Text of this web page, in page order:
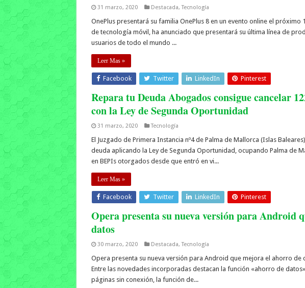
31 marzo, 2020 Destacada,Tecnología
OnePlus presentará su familia OnePlus 8 en un evento online el próximo
de tecnología móvil, ha anunciado que presentará su última línea de
usuarios de todo el mundo ...
Leer Mas »
Facebook Twitter LinkedIn Pinterest
Repara tu Deuda Abogados consigue cancelar
con la Ley de Segunda Oportunidad
31 marzo, 2020 Tecnología
El Juzgado de Primera Instancia nº4 de Palma de Mallorca (Islas
deuda aplicando la Ley de Segunda Oportunidad, ocupando Palma de
en BEPIs otorgados desde que entró en vi...
Leer Mas »
Facebook Twitter LinkedIn Pinterest
Opera presenta su nueva versión para Android
datos
30 marzo, 2020 Destacada,Tecnología
Opera presenta su nueva versión para Android que mejora el ahorro de
Entre las novedades incorporadas destacan la función «ahorro de
páginas sin conexión, la función de...